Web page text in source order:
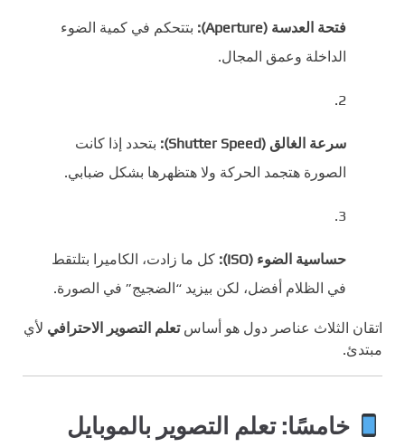
فتحة العدسة (Aperture):
بتتحكم في كمية الضوء
الداخلة وعمق المجال.
سرعة الغالق (Shutter Speed):
بتحدد إذا كانت
الصورة هتجمد الحركة ولا هتظهرها بشكل ضبابي.
حساسية الضوء (ISO):
كل ما زادت، الكاميرا بتلتقط
في الظلام أفضل، لكن بيزيد “الضجيج” في الصورة.
اتقان الثلاث عناصر دول هو أساستعلم التصوير الاحترافي لأي
مبتدئ.
خامسًا: تعلم التصوير بالموبايل